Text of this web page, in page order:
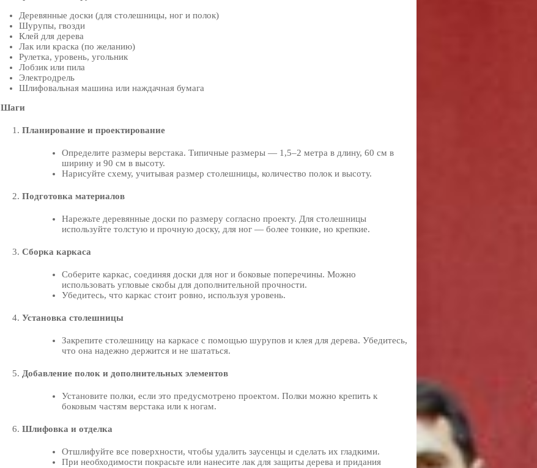
Деревянные доски (для столешницы, ног и полок)
Шурупы, гвозди
Клей для дерева
Лак или краска (по желанию)
Рулетка, уровень, угольник
Лобзик или пила
Электродрель
Шлифовальная машина или наждачная бумага
Шаги
Планирование и проектирование
Определите размеры верстака. Типичные размеры — 1,5–2 метра в длину, 60 см в
ширину и 90 см в высоту.
Нарисуйте схему, учитывая размер столешницы, количество полок и высоту.
Подготовка материалов
Нарежьте деревянные доски по размеру согласно проекту. Для столешницы
используйте толстую и прочную доску, для ног — более тонкие, но крепкие.
Сборка каркаса
Соберите каркас, соединяя доски для ног и боковые поперечины. Можно
использовать угловые скобы для дополнительной прочности.
Убедитесь, что каркас стоит ровно, используя уровень.
Установка столешницы
Закрепите столешницу на каркасе с помощью шурупов и клея для дерева. Убедитесь,
что она надежно держится и не шататься.
Добавление полок и дополнительных элементов
Установите полки, если это предусмотрено проектом. Полки можно крепить к
боковым частям верстака или к ногам.
Шлифовка и отделка
Отшлифуйте все поверхности, чтобы удалить заусенцы и сделать их гладкими.
При необходимости покрасьте или нанесите лак для защиты дерева и придания